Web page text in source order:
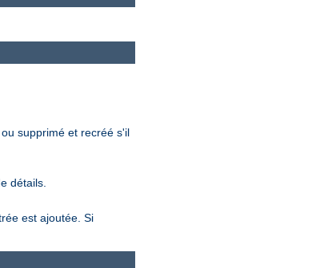
supprimé et recréé s'il
détails.
est ajoutée. Si